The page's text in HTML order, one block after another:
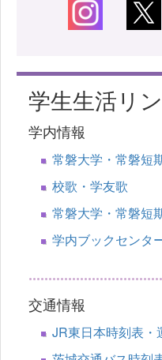
学生生活リ
学内情報
常磐大学・常磐短
校歌・学友歌
常磐大学・常磐短
学内ブックセンタ
交通情報
JR東日本時刻表・